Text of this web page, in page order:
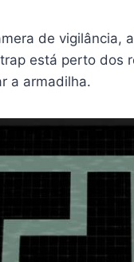
de vigilância,
está perto
a armadilha.